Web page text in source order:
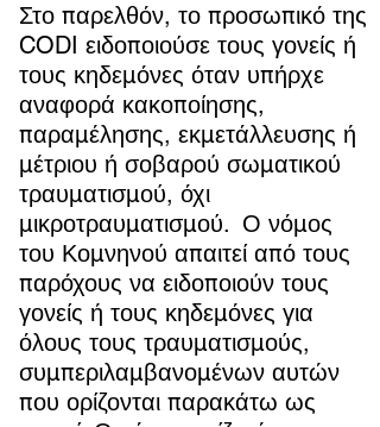
Στο παρελθόν, το προσωπικό της
CODI ειδοποιούσε τους γονείς ή
τους κηδεμόνες όταν υπήρχε
αναφορά κακοποίησης,
παραμέλησης, εκμετάλλευσης ή
μέτριου ή σοβαρού σωματικού
τραυματισμού, όχι
μικροτραυματισμού. Ο νόμος
του Κομνηνού απαιτεί από τους
παρόχους να ειδοποιούν τους
γονείς ή τους κηδεμόνες για
όλους τους τραυματισμούς,
συμπεριλαμβανομένων αυτών
που ορίζονται παρακάτω ως